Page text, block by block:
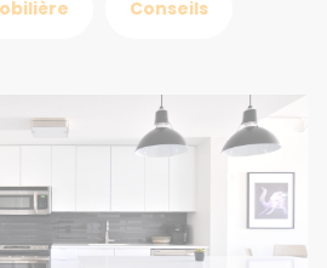
Conseils